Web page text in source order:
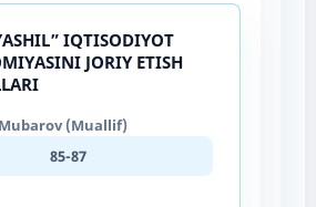
IQTISODIYOT
JORIY ETISH
(Muallif)
85-87